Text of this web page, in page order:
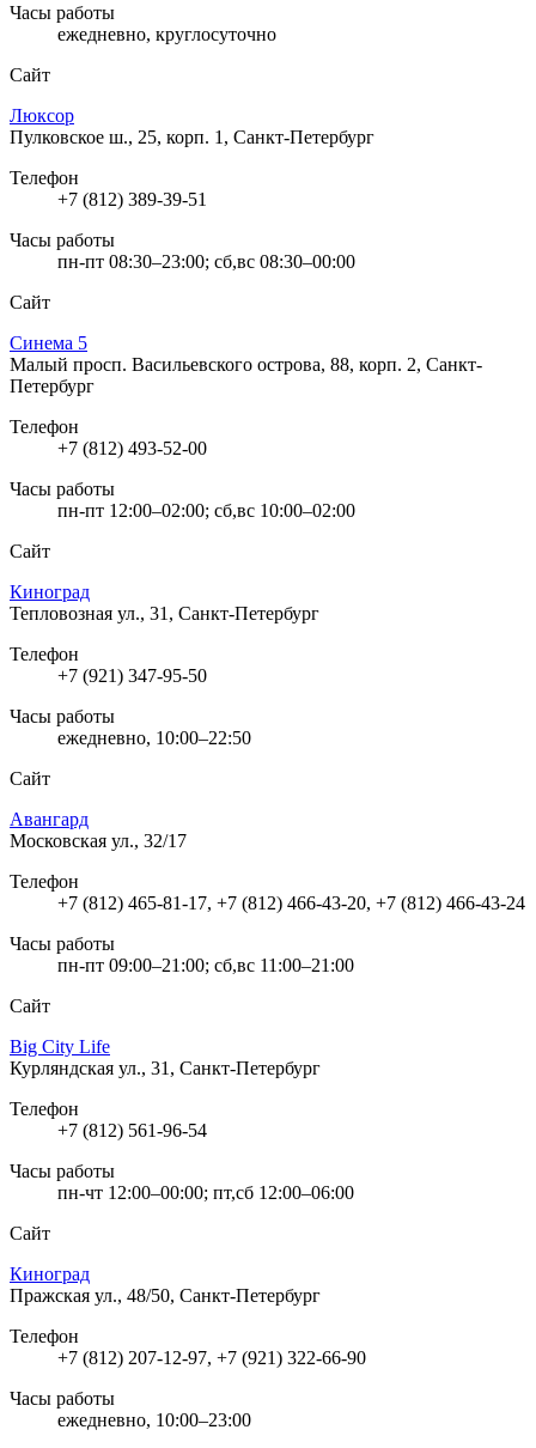
Часы работы
ежедневно, круглосуточно
Сайт
Люксор
Пулковское ш., 25, корп. 1, Санкт-Петербург
Телефон
+7 (812) 389-39-51
Часы работы
пн-пт 08:30–23:00; сб,вс 08:30–00:00
Сайт
Синема 5
Малый просп. Васильевского острова, 88, корп. 2, Санкт-
Петербург
Телефон
+7 (812) 493-52-00
Часы работы
пн-пт 12:00–02:00; сб,вс 10:00–02:00
Сайт
Киноград
Тепловозная ул., 31, Санкт-Петербург
Телефон
+7 (921) 347-95-50
Часы работы
ежедневно, 10:00–22:50
Сайт
Авангард
Московская ул., 32/17
Телефон
+7 (812) 465-81-17, +7 (812) 466-43-20, +7 (812) 466-43-24
Часы работы
пн-пт 09:00–21:00; сб,вс 11:00–21:00
Сайт
Big City Life
Курляндская ул., 31, Санкт-Петербург
Телефон
+7 (812) 561-96-54
Часы работы
пн-чт 12:00–00:00; пт,сб 12:00–06:00
Сайт
Киноград
Пражская ул., 48/50, Санкт-Петербург
Телефон
+7 (812) 207-12-97, +7 (921) 322-66-90
Часы работы
ежедневно, 10:00–23:00